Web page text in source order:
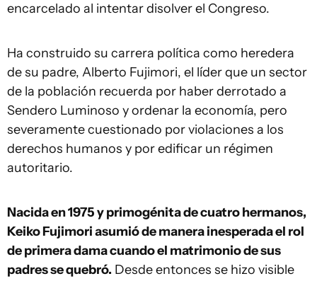
encarcelado al intentar disolver el Congreso.
Ha construido su carrera política como heredera
de su padre, Alberto Fujimori, el líder que un sector
de la población recuerda por haber derrotado a
Sendero Luminoso y ordenar la economía, pero
severamente cuestionado por violaciones a los
derechos humanos y por edificar un régimen
autoritario.
Nacida en 1975 y primogénita de cuatro hermanos,
Keiko Fujimori asumió de manera inesperada el rol
de primera dama cuando el matrimonio de sus
padres se quebró. Desde entonces se hizo visible